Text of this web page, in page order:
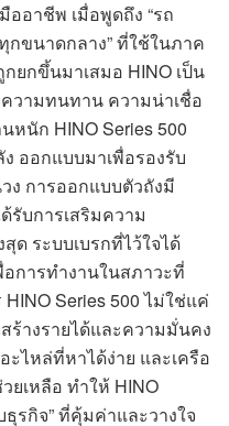
อาชีพ เมื่อพูดถึง “รถ
กขนาดกลาง” ที่ใช้ในภาค
ยกขึ้นมาเสมอ HINO เป็น
วามทนทาน ความน่าเชื่อ
นัก HINO Series 500
ออกแบบมาเพื่อรองรับ
ง การออกแบบตัวถังมี
รับการเสริมความ
ด ระบบเบรกที่ไว้ใจได้
การทำงานในสภาวะที่
Series 500 ไม่ใช่แค่
ร้างรายได้และความมั่นคง
ไหล่ที่หาได้ง่าย และเครือ
เหลือ ทำให้ HINO
ธุรกิจ” ที่คุ้มค่าและวางใจ